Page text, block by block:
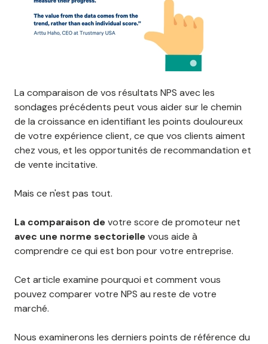
La comparaison de vos résultats NPS avec les
sondages précédents peut vous aider sur le chemin
de la croissance en identifiant les points douloureux
de votre expérience client, ce que vos clients aiment
chez vous, et les opportunités de recommandation et
de vente incitative.
Mais ce n'est pas tout.
La comparaison devotre score de promoteur net
avec une norme sectoriellevous aide à
comprendre ce qui est bon pour votre entreprise.
Cet article examine pourquoi et comment vous
pouvez comparer votre NPS au reste de votre
marché.
Nous examinerons les derniers points de référence du